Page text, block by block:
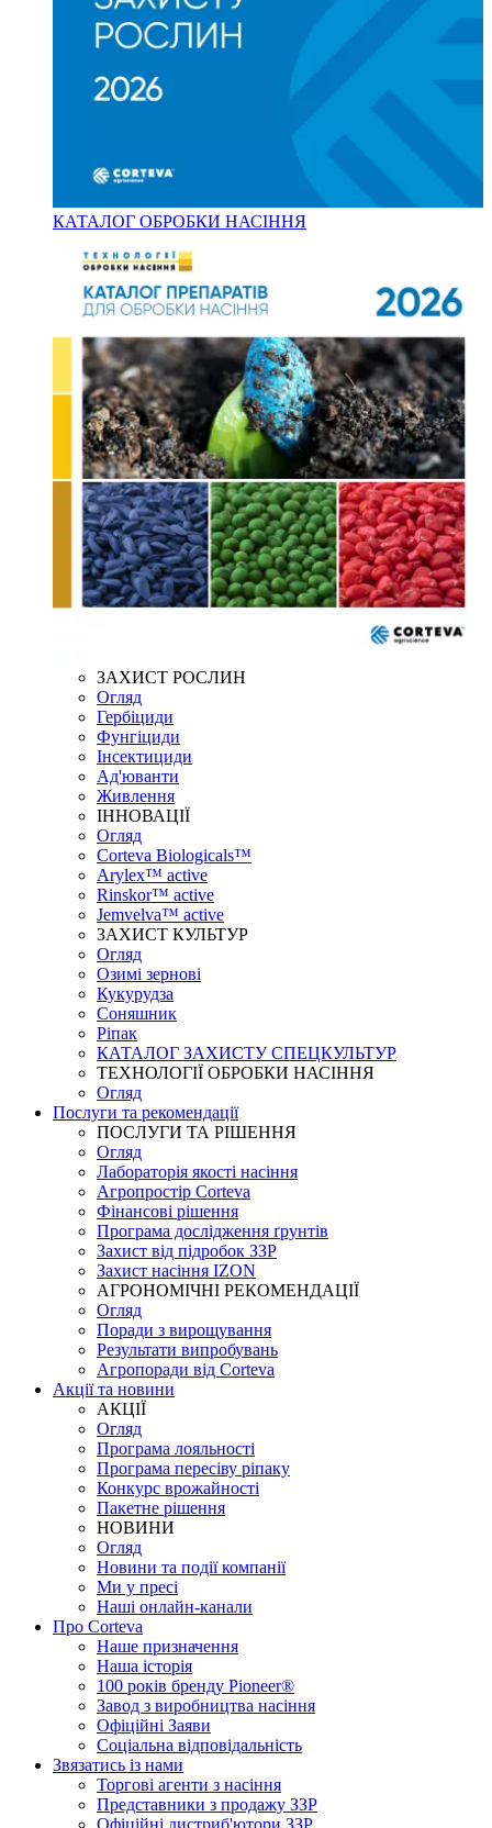
КАТАЛОГ ОБРОБКИ НАСІННЯ
ЗАХИСТ РОСЛИН
Огляд
Гербіциди
Фунгіциди
Інсектициди
Ад'юванти
Живлення
ІННОВАЦІЇ
Огляд
Corteva Biologicals™
Arylex™ active
Rinskor™ active
Jemvelva™ active
ЗАХИСТ КУЛЬТУР
Огляд
Озимі зернові
Кукурудза
Соняшник
Ріпак
КАТАЛОГ ЗАХИСТУ СПЕЦКУЛЬТУР
ТЕХНОЛОГІЇ ОБРОБКИ НАСІННЯ
Огляд
Послуги та рекомендації
ПОСЛУГИ ТА РІШЕННЯ
Огляд
Лабораторія якості насіння
Агропростір Corteva
Фінансові рішення
Програма дослідження ґрунтів
Захист від підробок ЗЗР
Захист насіння IZON
АГРОНОМІЧНІ РЕКОМЕНДАЦІЇ
Огляд
Поради з вирощування
Результати випробувань
Агропоради від Corteva
Акції та новини
АКЦІЇ
Огляд
Програма лояльності
Програма пересіву ріпаку
Конкурс врожайності
Пакетне рішення
НОВИНИ
Огляд
Новини та події компанії
Ми у пресі
Наші онлайн-канали
Про Corteva
Наше призначення
Наша історія
100 років бренду Pioneer®
Завод з виробництва насіння
Офіційні Заяви
Соціальна відповідальність
Звязатись із нами
Торгові агенти з насіння
Представники з продажу ЗЗР
Офіційні дистриб'ютори ЗЗР